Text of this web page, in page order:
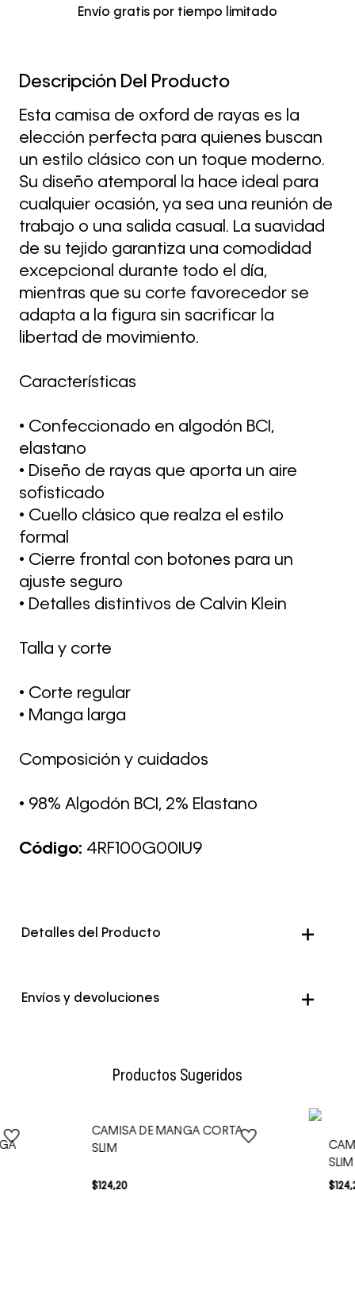
Envío gratis por tiempo limitado
Descripción Del Producto
Esta camisa de oxford de rayas es la
elección perfecta para quienes buscan
un estilo clásico con un toque moderno.
Su diseño atemporal la hace ideal para
cualquier ocasión, ya sea una reunión de
trabajo o una salida casual. La suavidad
de su tejido garantiza una comodidad
excepcional durante todo el día,
mientras que su corte favorecedor se
adapta a la figura sin sacrificar la
libertad de movimiento.
Características
• Confeccionado en algodón BCI,
elastano
• Diseño de rayas que aporta un aire
sofisticado
• Cuello clásico que realza el estilo
formal
• Cierre frontal con botones para un
ajuste seguro
• Detalles distintivos de Calvin Klein
Talla y corte
• Corte regular
• Manga larga
Composición y cuidados
• 98% Algodón BCI, 2% Elastano
Código: 4RF100G00IU9
Detalles del Producto
Color Rosado
Envíos y devoluciones
Productos Sugeridos
CAMISA DE MANGA CORTA
SLIM
$124,20
SLIM
$124,